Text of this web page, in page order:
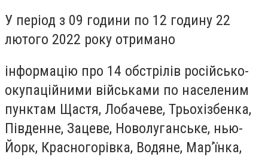
У період з 09 години по 12 годину 22
лютого 2022 року отримано
інформацію про 14 обстрілів російсько-
окупаційними військами по населеним
пунктам Щастя, Лобачеве, Трьохізбенка,
Південне, Зацеве, Новолуганське, нью-
Йорк, Красногорівка, Водяне, Мар’їнка,